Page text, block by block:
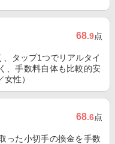
68.9点
タップ1つでリアルタイ
、手数料自体も比較的安
性）
68.6点
った小切手の換金を手数